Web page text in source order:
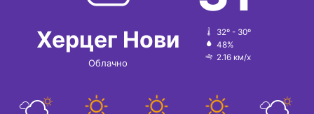
Херцег Нови
Облачно
32º - 30º
48%
2.16 км/х